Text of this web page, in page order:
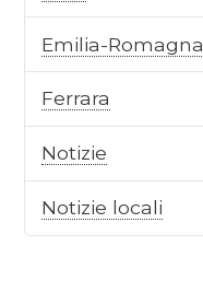
Emilia-Romagna
Ferrara
Notizie
Notizie locali